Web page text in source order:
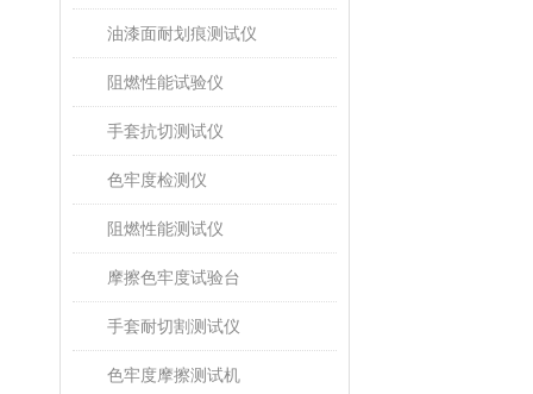
油漆面耐划痕测试仪
阻燃性能试验仪
手套抗切测试仪
色牢度检测仪
阻燃性能测试仪
摩擦色牢度试验台
手套耐切割测试仪
色牢度摩擦测试机